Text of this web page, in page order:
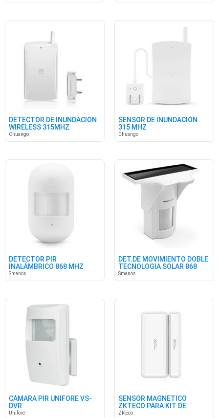
DETECTOR DE INUNDACIÓN
WIRELESS 315MHZ
Chuango
SENSOR DE INUNDACIÓN
315 MHZ
Chuango
DETECTOR PIR
INALÁMBRICO 868 MHZ
Smanos
DET.DE MOVIMIENTO DOBLE
TECNOLOGIA SOLAR 868
MHZ
Smanos
CÁMARA PIR UNIFORE VS-
DVR
Unifore
SENSOR MAGNÉTICO
ZKTECO PARA KIT DE
ALARMA AP103
Zkteco